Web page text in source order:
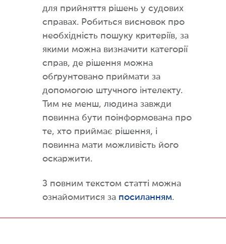
для прийняття рішень у судових
справах. Робиться висновок про
необхідність пошуку критеріїв, за
якими можна визначити категорії
справ, де рішення можна
обґрунтовано приймати за
допомогою штучного інтелекту.
Тим не менш, людина завжди
повинна бути поінформована про
те, хто приймає рішення, і
повинна мати можливість його
оскаржити.
З повним текстом статті можна
ознайомитися за посиланням.